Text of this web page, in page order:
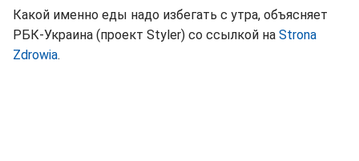
Какой именно еды надо избегать с утра, объясняет
РБК-Украина (проект Styler) со ссылкой на Strona
Zdrowia.